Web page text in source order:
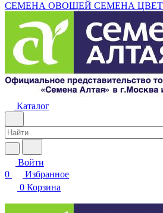
СЕМЕНА ОВОЩЕЙ СЕМЕНА
Каталог
Войти
0
Избранное
0 Корзина